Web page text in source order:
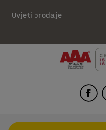
Uvjeti prodaje